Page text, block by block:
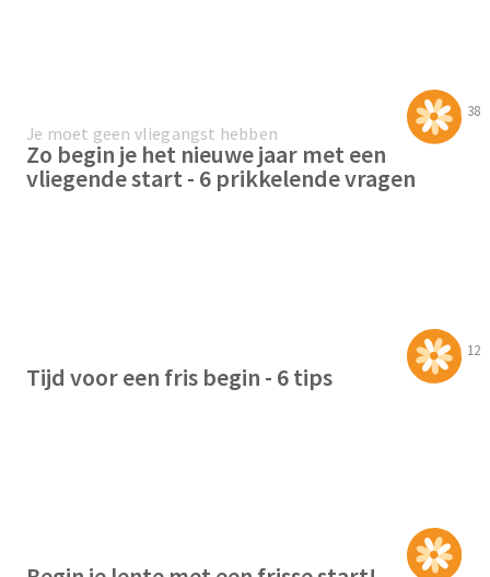
38
Je moet geen vliegangst hebben
Zo begin je het nieuwe jaar met een
vliegende start - 6 prikkelende vragen
12
Tijd voor een fris begin - 6 tips